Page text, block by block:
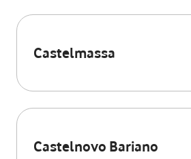
Castelmassa
Castelnovo Bariano